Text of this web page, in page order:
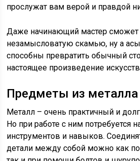
прослужат вам верой и правдой
Даже начинающий мастер сможет
незамысловатую скамью, ну а
способны превратить обычный
настоящее произведение
Предметы из металла
Металл – очень практичный и
Но при работе с ним потребуется
инструментов и навыков.
детали между собой можно как